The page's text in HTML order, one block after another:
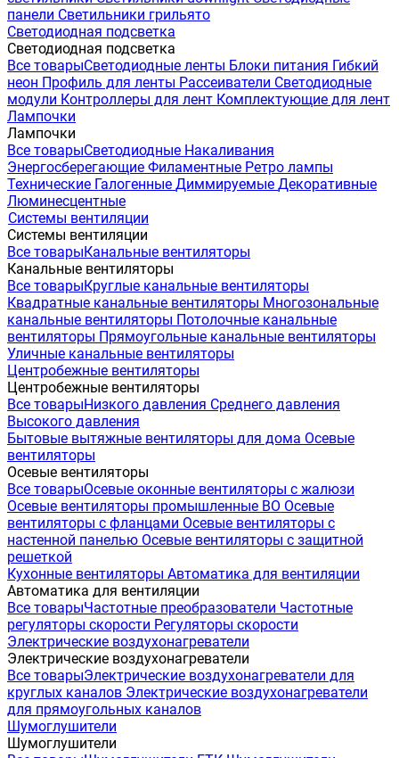
панели Светильники грильято
Светодиодная подсветка
Светодиодная подсветка
Все товарыСветодиодные ленты Блоки питания Гибкий
неон Профиль для ленты Рассеиватели Светодиодные
модули Контроллеры для лент Комплектующие для лент
Лампочки
Лампочки
Все товарыСветодиодные Накаливания
Энергосберегающие Филаментные Ретро лампы
Технические Галогенные Диммируемые Декоративные
Люминесцентные
Системы вентиляции
Системы вентиляции
Все товарыКанальные вентиляторы
Канальные вентиляторы
Все товарыКруглые канальные вентиляторы
Квадратные канальные вентиляторы Многозональные
канальные вентиляторы Потолочные канальные
вентиляторы Прямоугольные канальные вентиляторы
Уличные канальные вентиляторы
Центробежные вентиляторы
Центробежные вентиляторы
Все товарыНизкого давления Среднего давления
Высокого давления
Бытовые вытяжные вентиляторы для дома Осевые
вентиляторы
Осевые вентиляторы
Все товарыОсевые оконные вентиляторы с жалюзи
Осевые вентиляторы промышленные ВО Осевые
вентиляторы с фланцами Осевые вентиляторы с
настенной панелью Осевые вентиляторы с защитной
решеткой
Кухонные вентиляторы Автоматика для вентиляции
Автоматика для вентиляции
Все товарыЧастотные преобразователи Частотные
регуляторы скорости Регуляторы скорости
Электрические воздухонагреватели
Электрические воздухонагреватели
Все товарыЭлектрические воздухонагреватели для
круглых каналов Электрические воздухонагреватели
для прямоугольных каналов
Шумоглушители
Шумоглушители